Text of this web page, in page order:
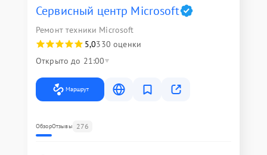
Сервисный центр Microsoft
Ремонт техники Microsoft
5,0330 оценки
Открыто до 21:00
Маршрут
ОбзорОтзывы 276